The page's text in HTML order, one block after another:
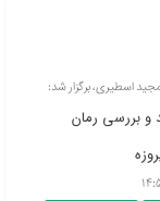
اسطیری، برگزار شد:
بررسی رمان